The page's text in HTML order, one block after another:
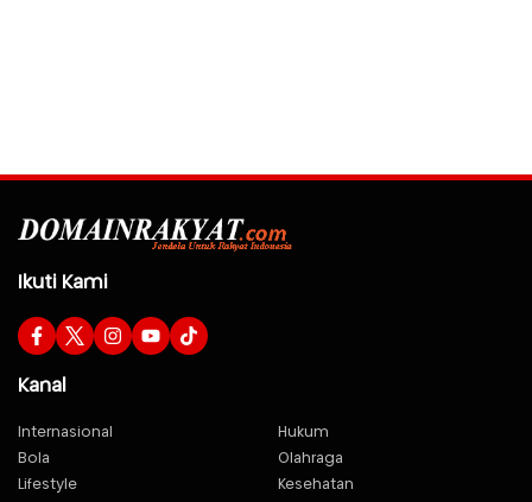
Ikuti Kami
Kanal
Internasional
Hukum
Bola
Olahraga
Lifestyle
Kesehatan